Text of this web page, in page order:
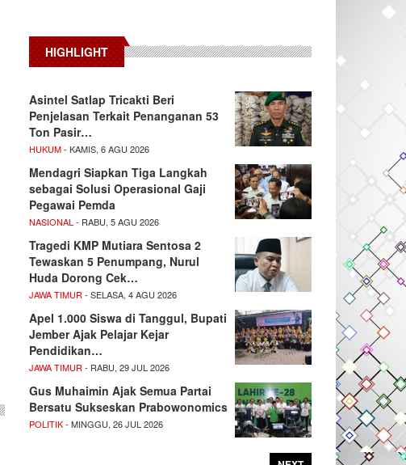
HIGHLIGHT
Asintel Satlap Tricakti Beri
Penjelasan Terkait Penanganan 53
Ton Pasir…
HUKUM- KAMIS, 6 AGU 2026
Mendagri Siapkan Tiga Langkah
sebagai Solusi Operasional Gaji
Pegawai Pemda
NASIONAL - RABU, 5 AGU 2026
Tragedi KMP Mutiara Sentosa 2
Tewaskan 5 Penumpang, Nurul
Huda Dorong Cek…
JAWA TIMUR - SELASA, 4 AGU 2026
Apel 1.000 Siswa di Tanggul, Bupati
Jember Ajak Pelajar Kejar
Pendidikan…
JAWA TIMUR - RABU, 29 JUL 2026
Gus Muhaimin Ajak Semua Partai
Bersatu Sukseskan Prabowonomics
POLITIK- MINGGU, 26 JUL 2026